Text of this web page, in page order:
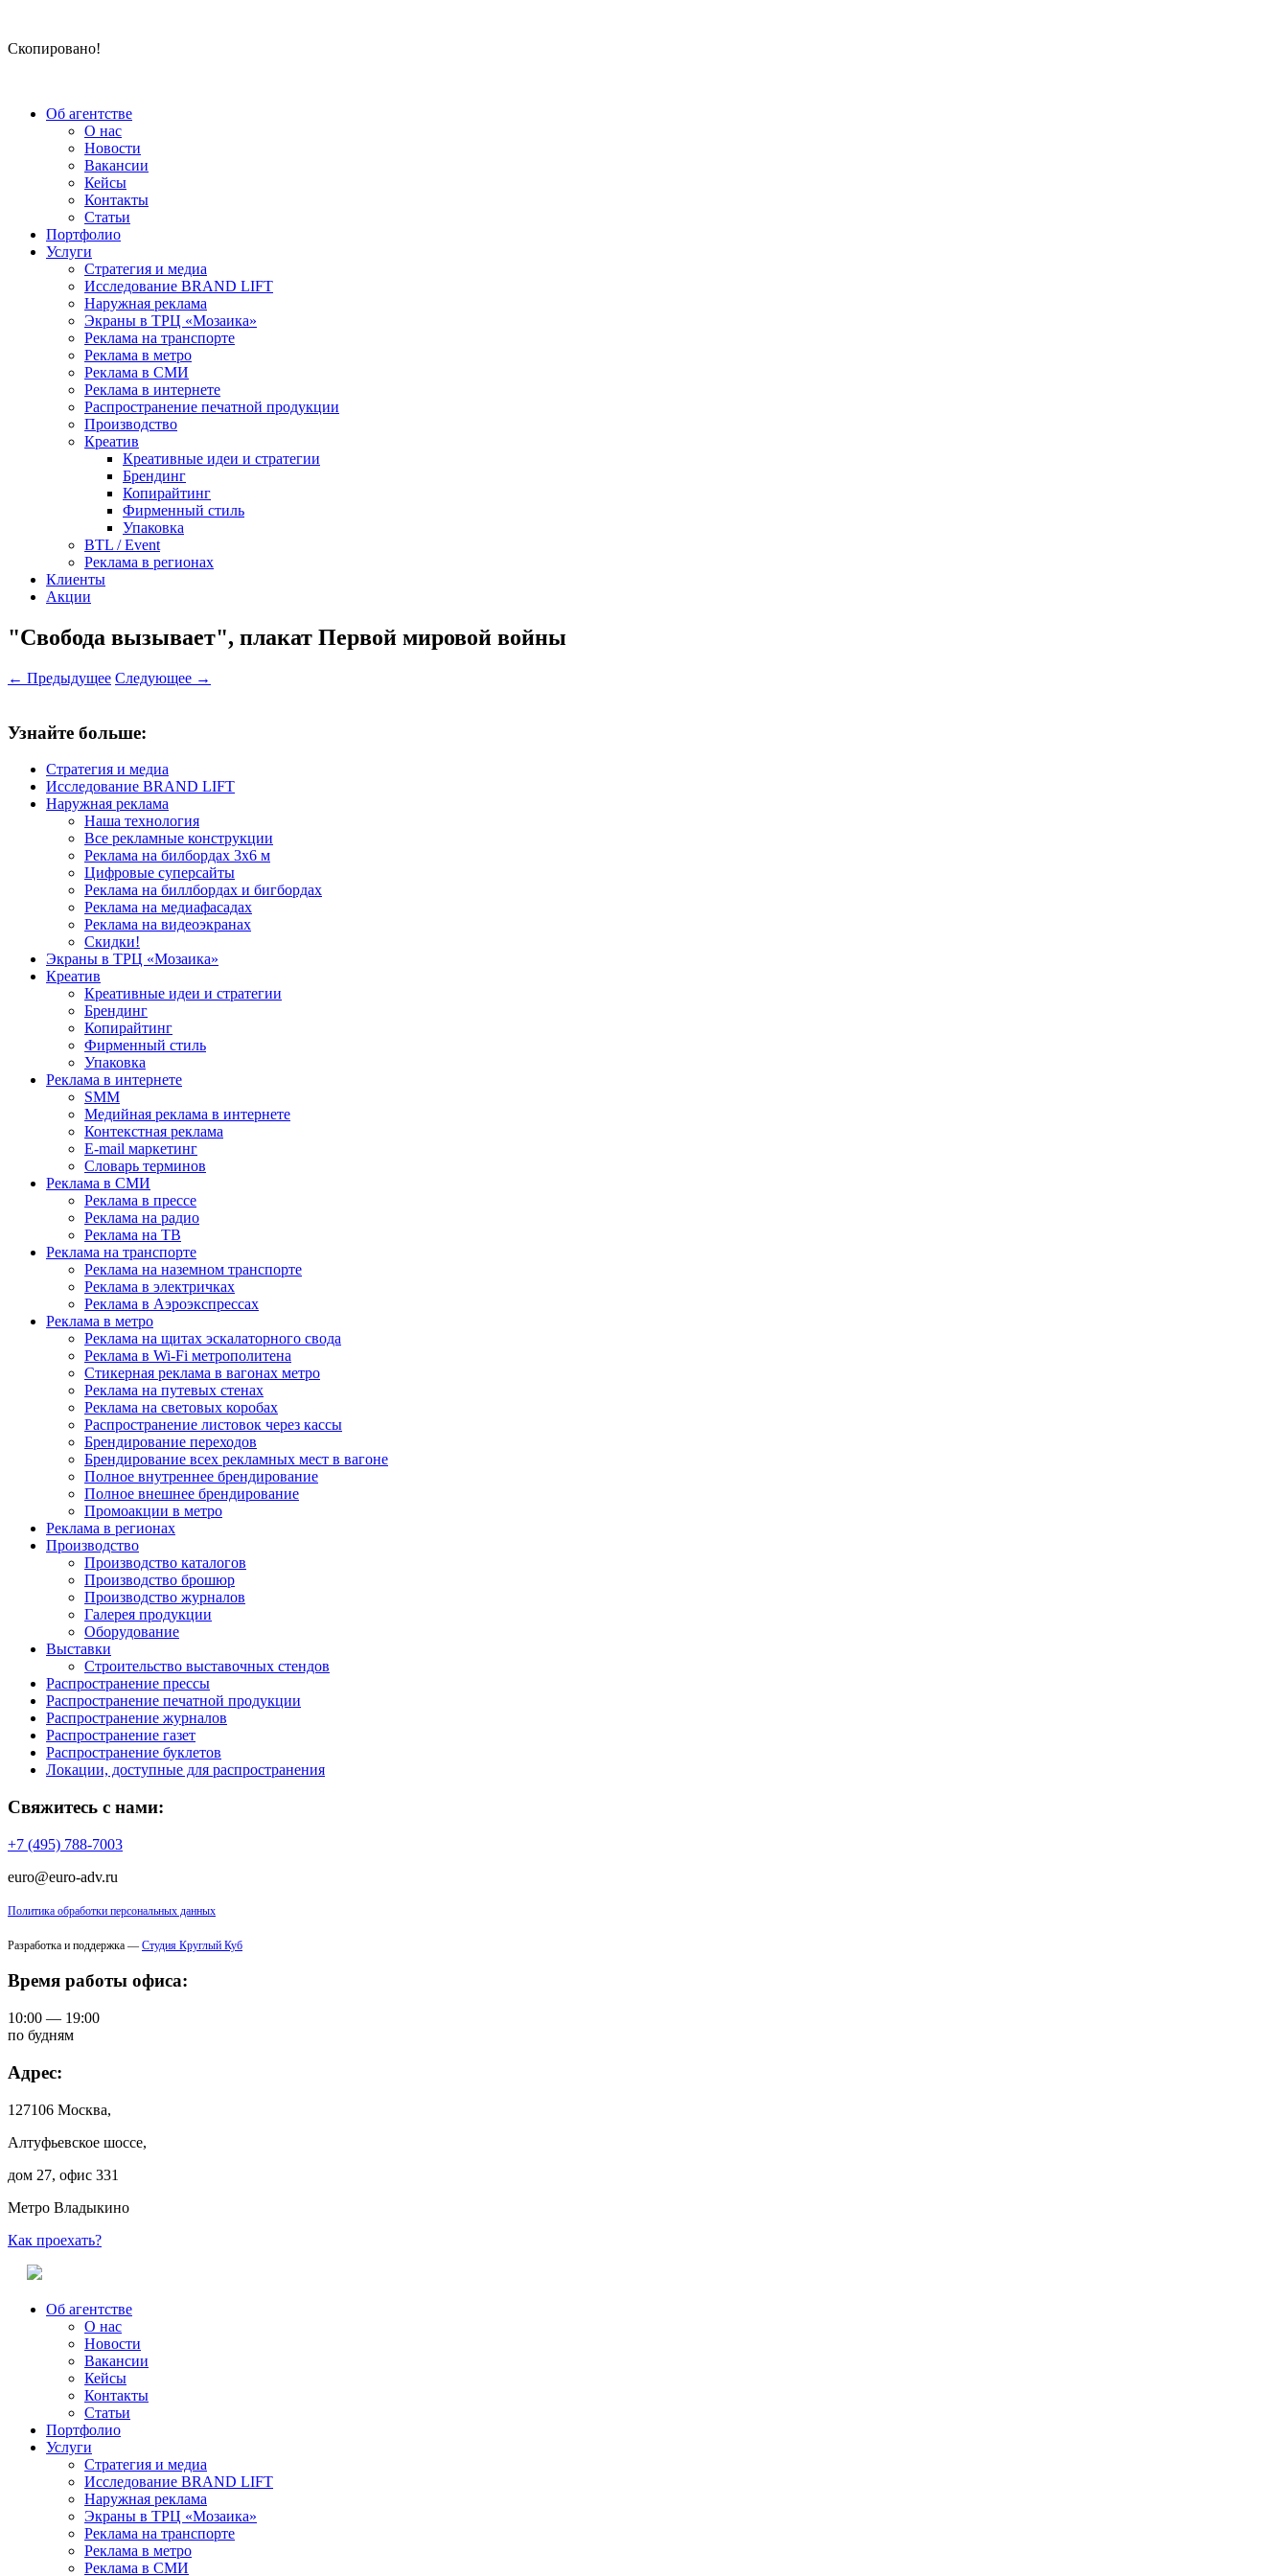
Скопировано!
Об агентстве
О нас
Новости
Вакансии
Кейсы
Контакты
Статьи
Портфолио
Услуги
Стратегия и медиа
Исследование BRAND LIFT
Наружная реклама
Экраны в ТРЦ «Мозаика»
Реклама на транспорте
Реклама в метро
Реклама в СМИ
Реклама в интернете
Распространение печатной продукции
Производство
Креатив
Креативные идеи и стратегии
Брендинг
Копирайтинг
Фирменный стиль
Упаковка
BTL / Event
Реклама в регионах
Клиенты
Акции
"Свобода вызывает", плакат Первой мировой войны
← Предыдущее Следующее →
Узнайте больше:
Стратегия и медиа
Исследование BRAND LIFT
Наружная реклама
Наша технология
Все рекламные конструкции
Реклама на билбордах 3х6 м
Цифровые суперсайты
Реклама на биллбордах и бигбордах
Реклама на медиафасадах
Реклама на видеоэкранах
Скидки!
Экраны в ТРЦ «Мозаика»
Креатив
Креативные идеи и стратегии
Брендинг
Копирайтинг
Фирменный стиль
Упаковка
Реклама в интернете
SMM
Медийная реклама в интернете
Контекстная реклама
E-mail маркетинг
Словарь терминов
Реклама в СМИ
Реклама в прессе
Реклама на радио
Реклама на ТВ
Реклама на транспорте
Реклама на наземном транспорте
Реклама в электричках
Реклама в Аэроэкспрессах
Реклама в метро
Реклама на щитах эскалаторного свода
Реклама в Wi-Fi метрополитена
Стикерная реклама в вагонах метро
Реклама на путевых стенах
Реклама на световых коробах
Распространение листовок через кассы
Брендирование переходов
Брендирование всех рекламных мест в вагоне
Полное внутреннее брендирование
Полное внешнее брендирование
Промоакции в метро
Реклама в регионах
Производство
Производство каталогов
Производство брошюр
Производство журналов
Галерея продукции
Оборудование
Выставки
Строительство выставочных стендов
Распространение прессы
Распространение печатной продукции
Распространение журналов
Распространение газет
Распространение буклетов
Локации, доступные для распространения
Свяжитесь с нами:
+7 (495) 788-7003
euro@euro-adv.ru
Политика обработки персональных данных
Разработка и поддержка — Студия Круглый Куб
Время работы офиса:
10:00 — 19:00
по будням
Адрес:
127106 Москва,
Алтуфьевское шоссе,
дом 27, офис 331
Метро Владыкино
Как проехать?
Об агентстве
О нас
Новости
Вакансии
Кейсы
Контакты
Статьи
Портфолио
Услуги
Стратегия и медиа
Исследование BRAND LIFT
Наружная реклама
Экраны в ТРЦ «Мозаика»
Реклама на транспорте
Реклама в метро
Реклама в СМИ